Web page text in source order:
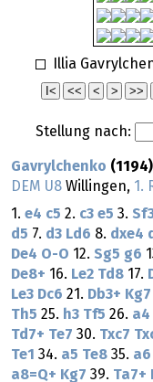
Illia
Stellung nach:
Gavrylchenko
DEM U8 Willingen, 1.
1. e4 c5 2. c3 e5 3.
d5 7. d3 Ld6 8. dxe4
De4 O-O 12. Sg5 g6
De8+ 16. Le2 Td8 17.
Le3 Dc6 21. Db3+ Kg7
Th5 25. h3 Tf5 26. a4
Td7+ Te7 30. Txc7
Te1 34. a5 Te8 35. a6
a8=Q+ Kg7 39. Ta7+